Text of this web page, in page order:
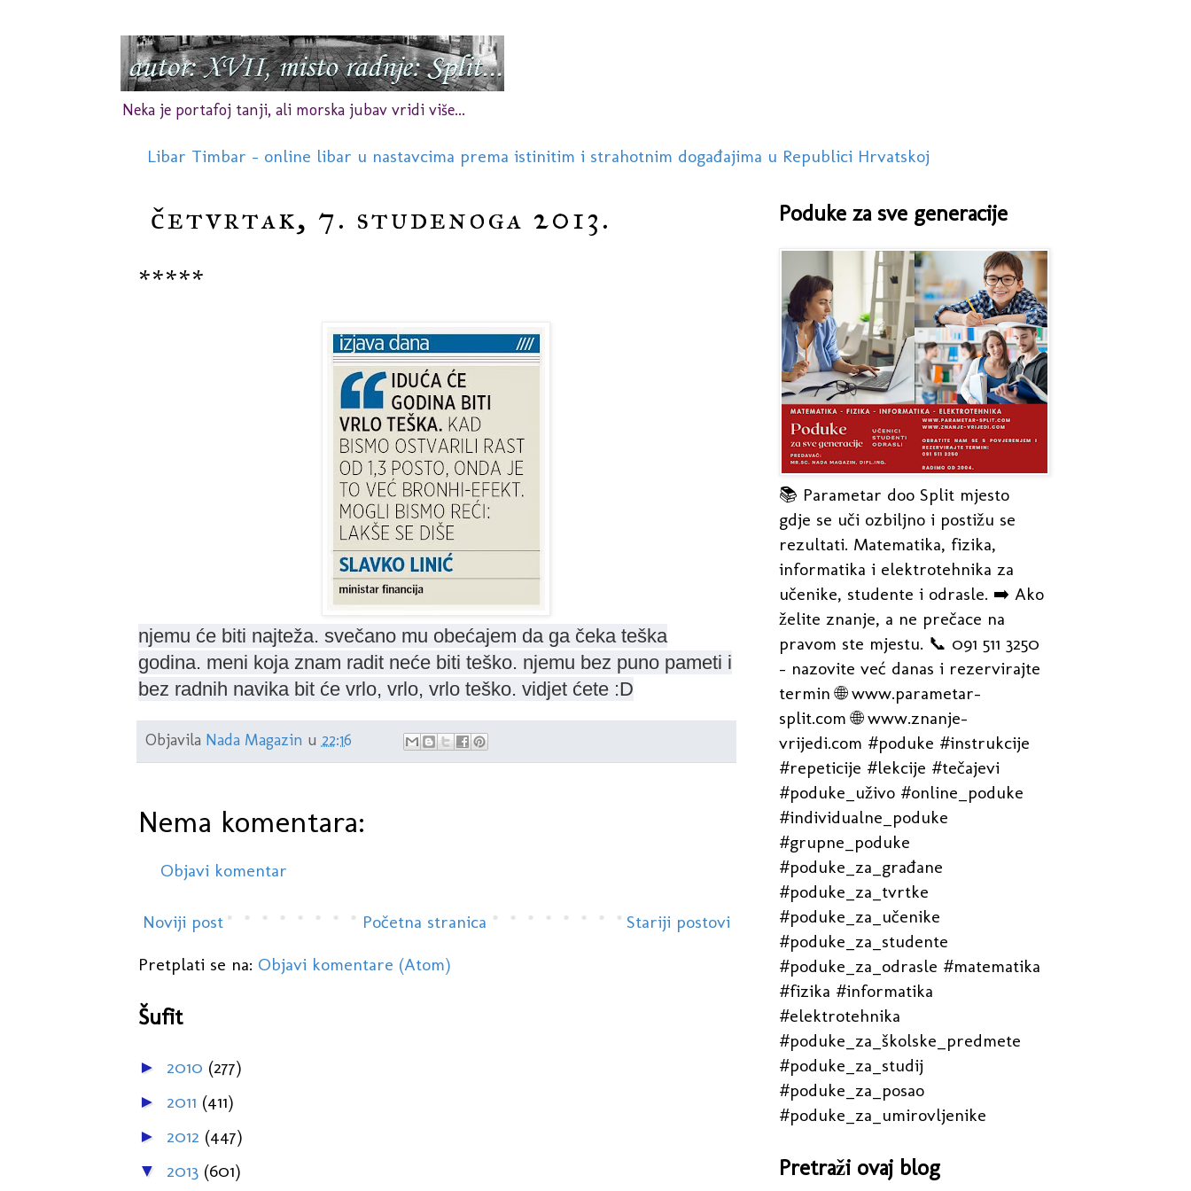
Neka je portafoj tanji, ali morska jubav vridi više...
Libar Timbar - online libar u nastavcima prema istinitim i strahotnim događajima u Republici Hrvatskoj
četvrtak, 7. studenoga 2013.
*****
njemu će biti najteža. svečano mu obećajem da ga čeka teška
godina. meni koja znam radit neće biti teško. njemu bez puno pameti i
bez radnih navika bit će vrlo, vrlo, vrlo teško. vidjet ćete :D
Objavila Nada Magazin u 22:16
Nema komentara:
Objavi komentar
Noviji post Stariji postovi
Početna stranica
Pretplati se na: Objavi komentare (Atom)
Šufit
► 2010 (277)
► 2011 (411)
► 2012 (447)
▼ 2013 (601)
Poduke za sve generacije
📚 Parametar doo Split mjesto
gdje se uči ozbiljno i postižu se
rezultati. Matematika, fizika,
informatika i elektrotehnika za
učenike, studente i odrasle. ➡️ Ako
želite znanje, a ne prečace na
pravom ste mjestu. 📞 091 511 3250
- nazovite već danas i rezervirajte
termin 🌐 www.parametar-
split.com 🌐 www.znanje-
vrijedi.com #poduke #instrukcije
#repeticije #lekcije #tečajevi
#poduke_uživo #online_poduke
#individualne_poduke
#grupne_poduke
#poduke_za_građane
#poduke_za_tvrtke
#poduke_za_učenike
#poduke_za_studente
#poduke_za_odrasle #matematika
#fizika #informatika
#elektrotehnika
#poduke_za_školske_predmete
#poduke_za_studij
#poduke_za_posao
#poduke_za_umirovljenike
Pretraži ovaj blog